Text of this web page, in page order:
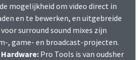
mogelijkheid om video direct in
en te bewerken, en uitgebreide
surround sound mixes zijn
, game- en broadcast-projecten.
Pro Tools is van oudsher